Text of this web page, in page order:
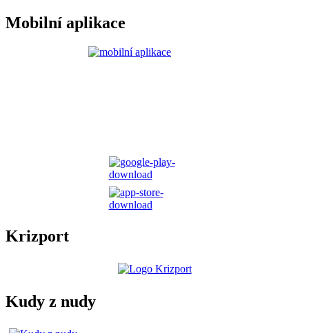
Mobilní aplikace
Krizport
Kudy z nudy